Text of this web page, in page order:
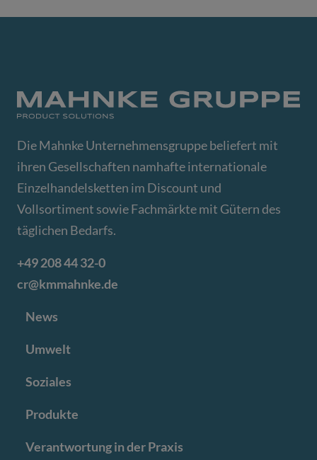
Die Mahnke Unternehmensgruppe beliefert mit
ihren Gesellschaften namhafte internationale
Einzelhandelsketten im Discount und
Vollsortiment sowie Fachmärkte mit Gütern des
täglichen Bedarfs.
+49 208 44 32-0
cr@kmmahnke.de
News
Umwelt
Soziales
Produkte
Verantwortung in der Praxis